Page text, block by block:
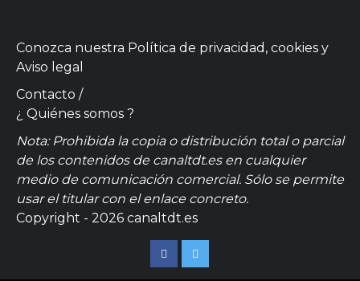
Conozca nuestra Política de privacidad, cookies y
Aviso legal
Contacto /
¿ Quiénes somos ?
Nota: Prohibida la copia o distribución total o parcial
de los contenidos de canaltdt.es en cualquier
medio de comunicación comercial. Sólo se permite
usar el titular con el enlace concreto.
Copyright - 2026 canaltdt.es
FacebookTwitter